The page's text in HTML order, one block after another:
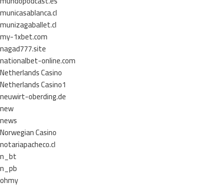
municasablanca.cl
munizagaballet.cl
my-1xbet.com
nagad777.site
nationalbet-online.com
Netherlands Casino
Netherlands Casino1
neuwirt-oberding.de
new
news
Norwegian Casino
notariapacheco.cl
n_bt
n_pb
ohmy